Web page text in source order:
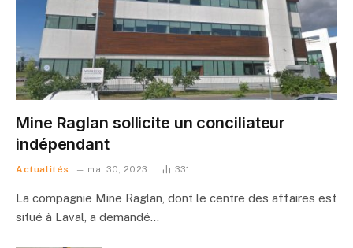
Mine Raglan sollicite un conciliateur
indépendant
Actualités mai 30, 2023 331
La compagnie Mine Raglan, dont le centre des affaires est
situé à Laval, a demandé…